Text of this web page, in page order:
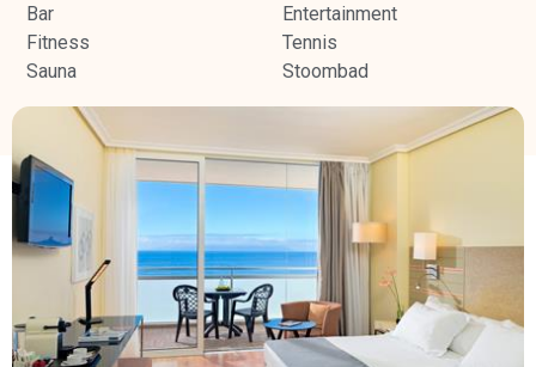
Bar
Entertainment
Fitness
Tennis
Sauna
Stoombad